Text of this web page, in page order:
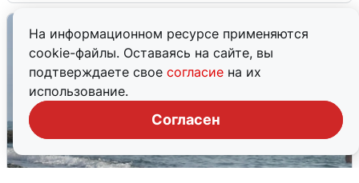
На информационном ресурсе применяются
cookie-файлы. Оставаясь на сайте, вы
подтверждаете свое согласие на их
использование.
Согласен